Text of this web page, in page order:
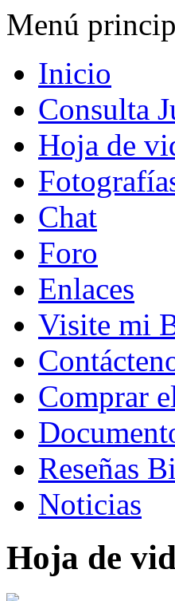
Menú
Inicio
Consulta
Hoja de
Chat
Foro
Enlaces
Visite mi
Comprar
Reseñas
Noticias
Hoja de